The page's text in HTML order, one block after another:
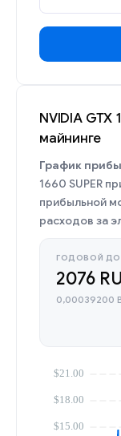
NVIDIA GTX
майнинге
График
1660 SUPER
прибыльной
расходов за
ГОДОВОЙ
2076
0,00039200